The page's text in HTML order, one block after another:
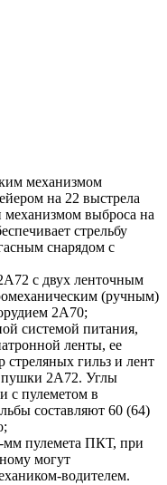
механизмом
на 22 выстрела
механизмом выброса на
стрельбу
снарядом с
с двух ленточным
(ручным)
2А70;
системой питания,
ленты, ее
стреляных гильз и лент
пушки 2А72. Углы
с пулеметом в
составляют 60 (64)
мм пулемета ПКТ, при
могут
водителем.